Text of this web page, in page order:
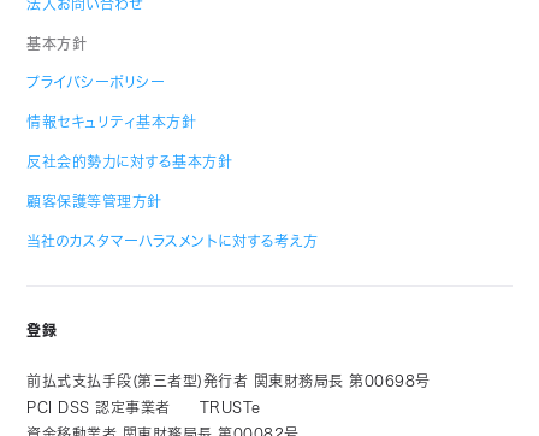
法人お問い合わせ
基本方針
プライバシーポリシー
情報セキュリティ基本方針
反社会的勢力に対する基本方針
顧客保護等管理方針
当社のカスタマーハラスメントに対する考え方
登録
前払式支払手段(第三者型)発行者 関東財務局長 第00698号
PCI DSS 認定事業者
TRUSTe